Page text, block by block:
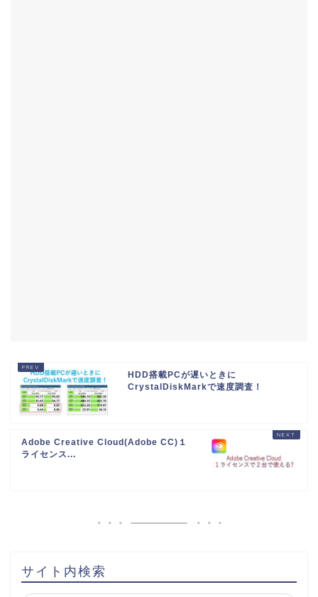
HDD搭載PCが遅いときに
CrystalDiskMarkで速度調査！
Adobe Creative Cloud(Adobe CC)１
ライセンス...
サイト内検索